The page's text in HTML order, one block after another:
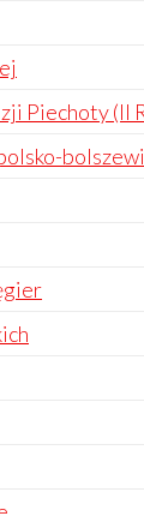
Piechoty (II